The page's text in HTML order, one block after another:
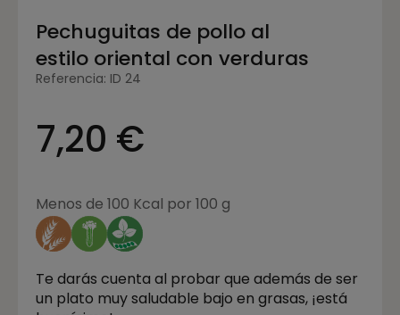
Pechuguitas de pollo al
estilo oriental con verduras
Referencia: ID 24
7,20 €
Menos de 100 Kcal por 100 g
Te darás cuenta al probar que además de ser
un plato muy saludable bajo en grasas, ¡está